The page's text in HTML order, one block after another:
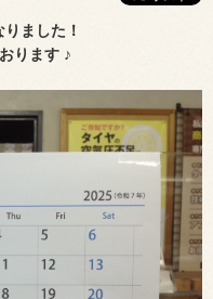
ました！
ります ♪